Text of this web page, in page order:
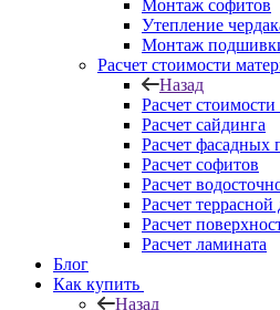
Монтаж софитов
Утепление
Монтаж
Расчет стоимости
Назад
Расчет стоимости
Расчет сайдинга
Расчет фасадных
Расчет софитов
Расчет
Расчет террасной
Расчет
Расчет ламината
Блог
Как купить
Назад